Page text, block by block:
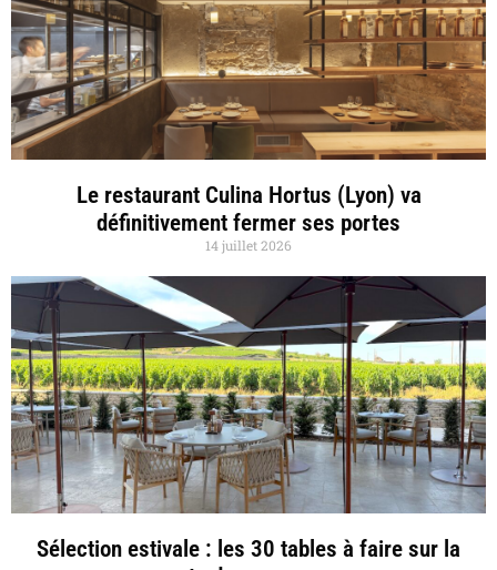
Le restaurant Culina Hortus (Lyon) va
définitivement fermer ses portes
14 juillet 2026
Sélection estivale : les 30 tables à faire sur la